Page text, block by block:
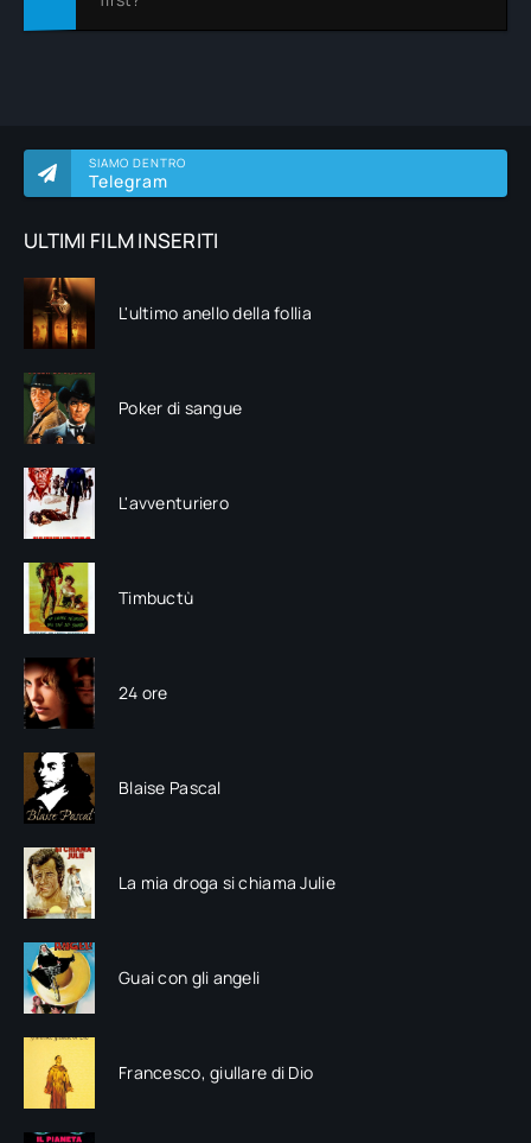
SIAMO DENTRO
Telegram
ULTIMI FILM INSERITI
L'ultimo anello della follia
Poker di sangue
L'avventuriero
Timbuctù
24 ore
Blaise Pascal
La mia droga si chiama Julie
Guai con gli angeli
Francesco, giullare di Dio